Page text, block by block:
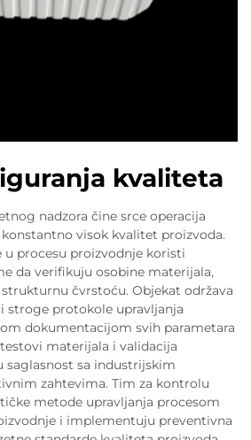
kvaliteta
nadzora čine srce operacija
visok kvalitet proizvoda.
u procesu proizvodnje koristi
da verifikuju osobine materijala,
čvrstoću. Objekat održava
stroge protokole upravljanja
dokumentacijom svih parametara
materijala i validacija
saglasnost sa industrijskim
zahtevima. Tim za kontrolu
metode upravljanja procesom
i implementuju preventivna